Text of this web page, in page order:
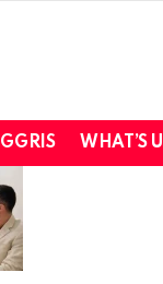
WHAT’S